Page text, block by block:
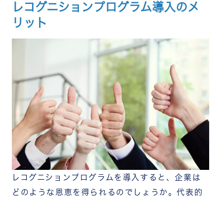
レコグニションプログラム導入のメ
リット
レコグニションプログラムを導入すると、企業は
どのような恩恵を得られるのでしょうか。代表的